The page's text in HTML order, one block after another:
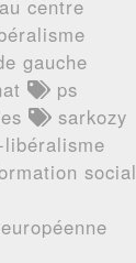
centre
gauche
ps
sarkozy
social